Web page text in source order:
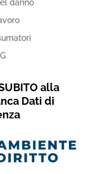
danno
alla
Dati di